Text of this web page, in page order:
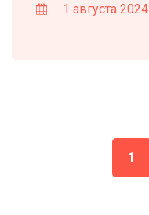
1 августа 2024
1